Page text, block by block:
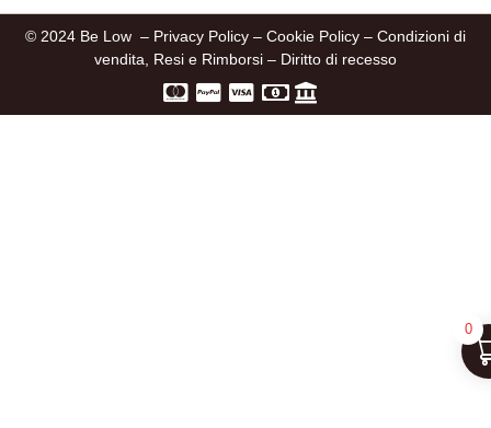
© 2024 Be Low – Privacy Policy – Cookie Policy – Condizioni di
vendita, Resi e Rimborsi – Diritto di recesso
0